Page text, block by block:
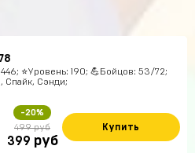
⭐Уровень: 190; 💪Бойцов: 53/72;
Спайк, Сэнди;
-20%
499 руб
399 руб
Купить